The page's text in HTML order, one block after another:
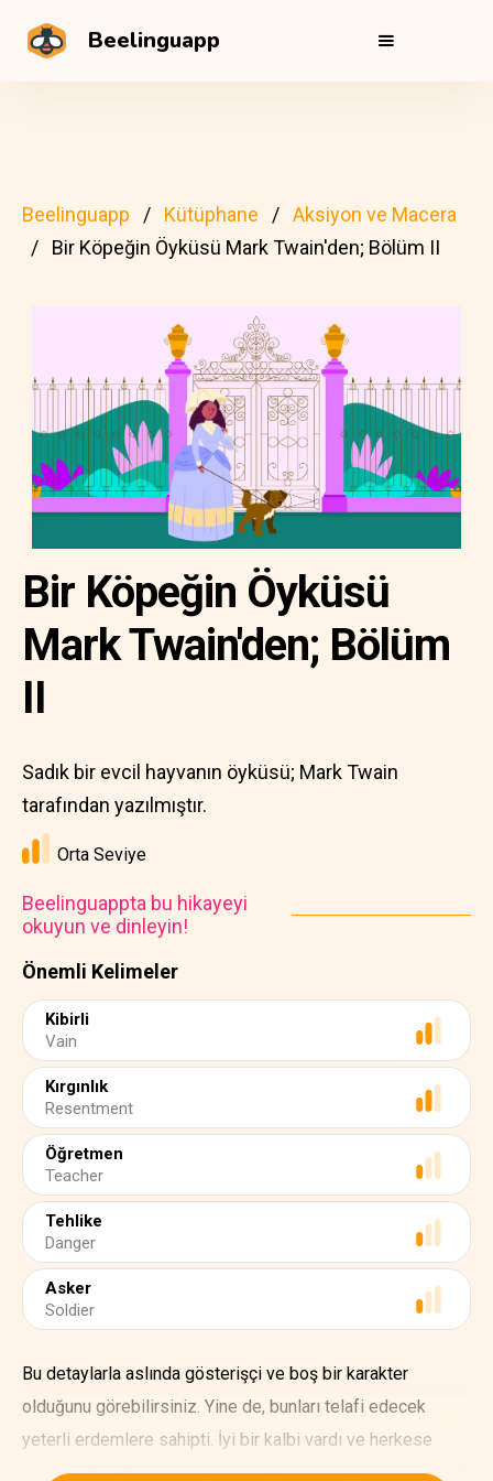
Beelinguapp
Beelinguapp Kütüphane
Aksiyon ve Macera
Bir Köpeğin Öyküsü Mark Twain'den; Bölüm II
Önemli Kelimeler
Kibirli
Vain
Kırgınlık
Resentment
Öğretmen
Teacher
Tehlike
Danger
Asker
Soldier
Bir Köpeğin Öyküsü
Mark Twain'den; Bölüm
II
Sadık bir evcil hayvanın öyküsü; Mark Twain
tarafından yazılmıştır.
Orta Seviye
Beelinguappta bu hikayeyi
okuyun ve dinleyin!
Bu detaylarla aslında gösterişçi ve boş bir karakter
olduğunu görebilirsiniz. Yine de, bunları telafi edecek
yeterli erdemlere sahipti. İyi bir kalbi vardı ve herkese
karşı nazikti. Onu üzenlere karşı asla dargınlık beslemezdi.